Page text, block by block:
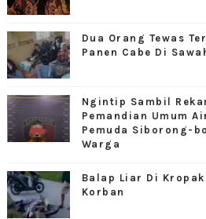
Dua Orang Tewas
Panen Cabe Di
Ngintip Sambil
Pemandian Umum
Pemuda Siborong-
Warga
Balap Liar Di
Korban